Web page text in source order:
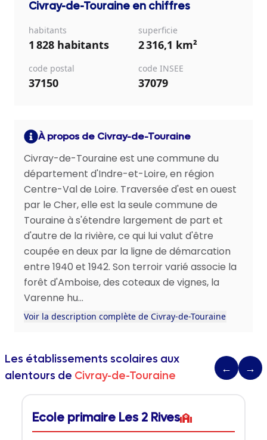
Civray-de-Touraine en chiffres
habitants
1 828 habitants
superficie
2 316,1 km²
code postal
37150
code INSEE
37079
À propos de Civray-de-Touraine
Civray-de-Touraine est une commune du
département d'Indre-et-Loire, en région
Centre-Val de Loire. Traversée d'est en ouest
par le Cher, elle est la seule commune de
Touraine à s'étendre largement de part et
d'autre de la rivière, ce qui lui valut d'être
coupée en deux par la ligne de démarcation
entre 1940 et 1942. Son terroir varié associe la
forêt d'Amboise, des coteaux de vignes, la
Varenne hu...
Voir la description complète de Civray-de-Touraine
Les établissements scolaires aux
alentours de Civray-de-Touraine
← →
Ecole primaire Les 2 Rives